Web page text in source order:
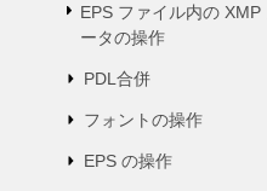
EPS ファイル内の XMP
ータの操作
PDL合併
フォントの操作
EPS の操作